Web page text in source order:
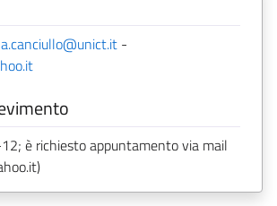
-
è richiesto appuntamento via mail